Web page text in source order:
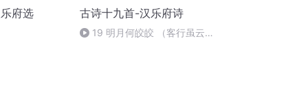
府选 古诗十九首-汉乐府诗
19 明月何皎皎 （客行虽云